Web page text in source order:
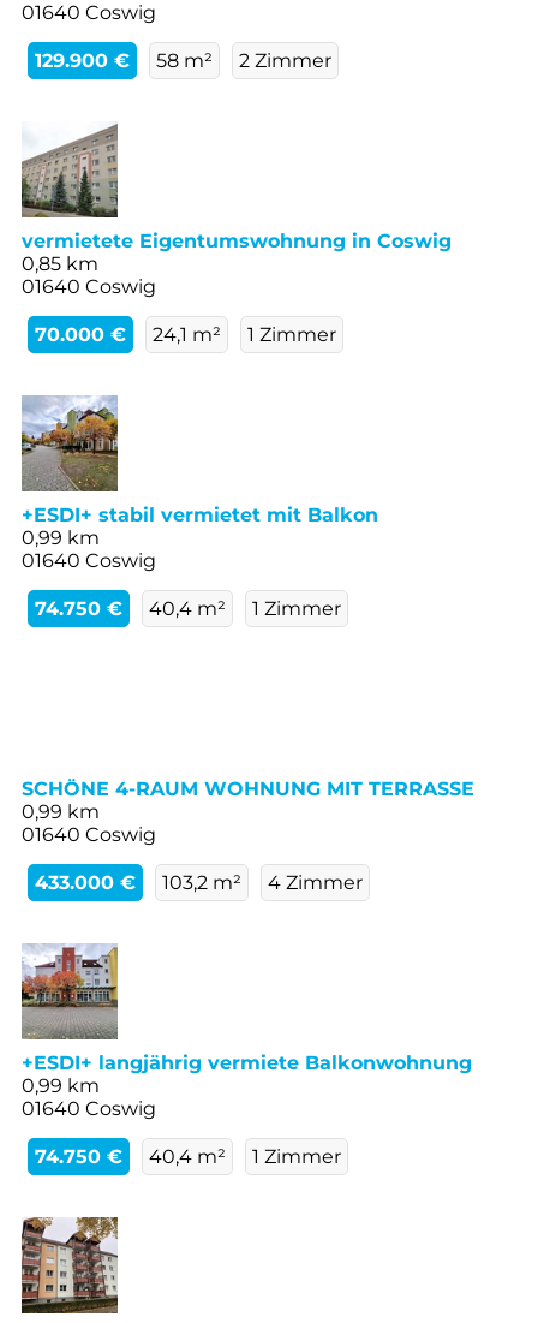
01640 Coswig
129.900 € 58 m² 2 Zimmer
vermietete Eigentumswohnung in Coswig
0,85 km
01640 Coswig
70.000 € 24,1 m² 1 Zimmer
+ESDI+ stabil vermietet mit Balkon
0,99 km
01640 Coswig
74.750 € 40,4 m² 1 Zimmer
SCHÖNE 4-RAUM WOHNUNG MIT TERRASSE
0,99 km
01640 Coswig
433.000 € 103,2 m² 4 Zimmer
+ESDI+ langjährig vermiete Balkonwohnung
0,99 km
01640 Coswig
74.750 € 40,4 m² 1 Zimmer